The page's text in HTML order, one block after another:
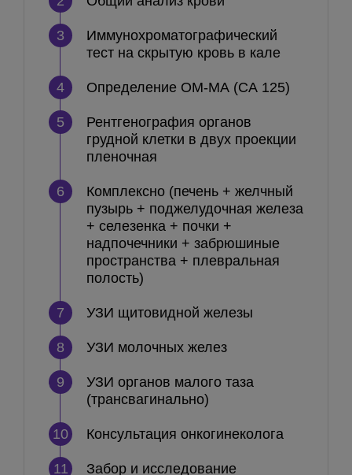
3
Иммунохроматографический
тест на скрытую кровь в кале
4 Определение ОМ-МА (СА 125)
5
Рентгенография органов
грудной клетки в двух проекции
пленочная
6
Комплексно (печень + желчный
пузырь + поджелудочная железа
+ селезенка + почки +
надпочечники + забрюшиные
пространства + плевральная
полость)
7 УЗИ щитовидной железы
8 УЗИ молочных желез
9
УЗИ органов малого таза
(трансвагинально)
10 Консультация онкогинеколога
11 Забор и исследование